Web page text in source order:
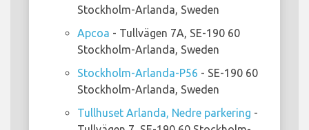
Stockholm-Arlanda, Sweden
Apcoa - Tullvägen 7A, SE-190 60
Stockholm-Arlanda, Sweden
Stockholm-Arlanda-P56 - SE-190 60
Stockholm-Arlanda, Sweden
Tullhuset Arlanda, Nedre parkering -